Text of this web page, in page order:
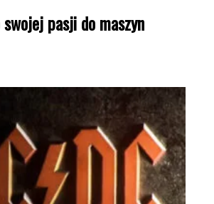
pasji do maszyn